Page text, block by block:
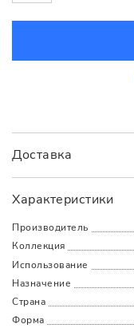
Характеристики
Производитель
Коллекция
Использование
Назначение
Страна
Форма
Доставка
Доставка